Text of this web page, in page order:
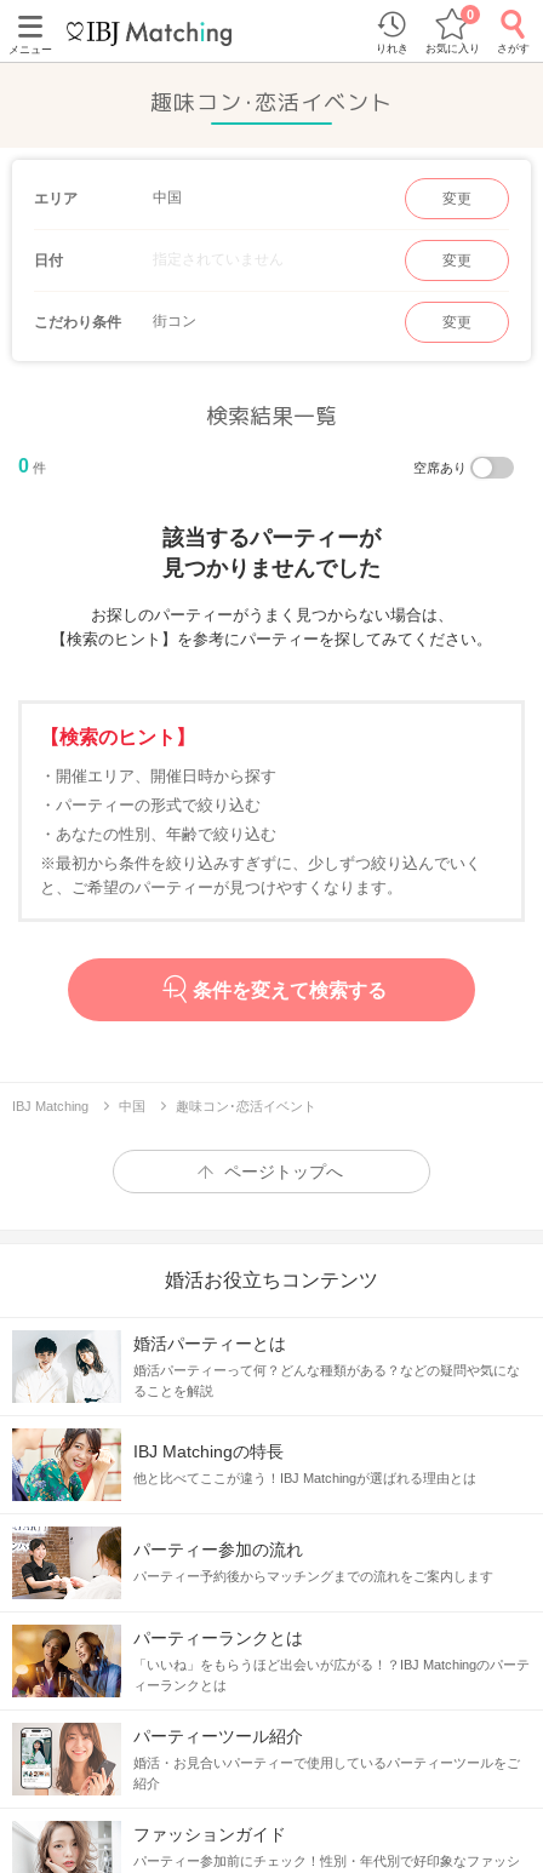
メニュー りれき お気に入り
0
さがす
趣味コン･恋活イベント
エリア 中国 変更
日付 指定されていません 変更
こだわり条件 街コン 変更
検索結果一覧
0 件 空席あり
該当するパーティーが
見つかりませんでした
お探しのパーティーがうまく見つからない場合は、
【検索のヒント】を参考にパーティーを探してみてください。
【検索のヒント】
・開催エリア、開催日時から探す
・パーティーの形式で絞り込む
・あなたの性別、年齢で絞り込む
※最初から条件を絞り込みすぎずに、少しずつ絞り込んでいく
と、ご希望のパーティーが見つけやすくなります。
条件を変えて検索する
IBJ Matching 中国 趣味コン･恋活イベント
ページトップへ
婚活お役立ちコンテンツ
婚活パーティーとは
婚活パーティーって何？どんな種類がある？などの疑問や気にな
ることを解説
IBJ Matchingの特長
他と比べてここが違う！IBJ Matchingが選ばれる理由とは
パーティー参加の流れ
パーティー予約後からマッチングまでの流れをご案内します
パーティーランクとは
「いいね」をもらうほど出会いが広がる！？IBJ Matchingのパーテ
ィーランクとは
パーティーツール紹介
婚活・お見合いパーティーで使用しているパーティーツールをご
紹介
ファッションガイド
パーティー参加前にチェック！性別・年代別で好印象なファッシ